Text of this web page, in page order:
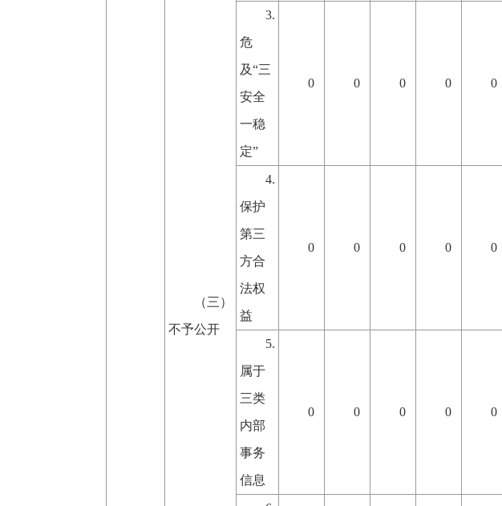
（三）
不予公开
3.
危
及“三
安全
一稳
定”
0 0 0 0 0
4.
保护
第三
方合
法权
益
0 0 0 0 0
5.
属于
三类
内部
事务
信息
0 0 0 0 0